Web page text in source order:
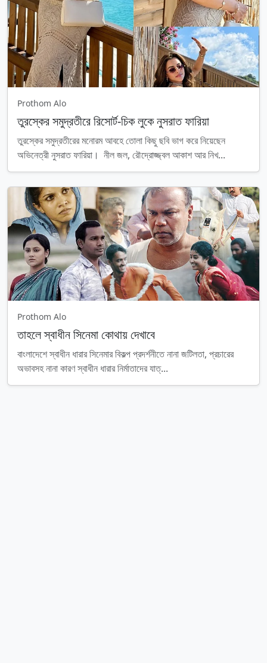
Prothom Alo
তুরস্কের সমুদ্রতীরে রিসোর্ট-চিক লুকে নুসরাত ফারিয়া
তুরস্কের সমুদ্রতীরের মনোরম আবহে তোলা কিছু ছবি ভাগ করে নিয়েছেন
অভিনেত্রী নুসরাত ফারিয়া। নীল জল, রৌদ্রোজ্জ্বল আকাশ আর নিখ...
Prothom Alo
তাহলে স্বাধীন সিনেমা কোথায় দেখাবে
বাংলাদেশে স্বাধীন ধারার সিনেমার বিকল্প প্রদর্শনীতে নানা জটিলতা, প্রচারের
অভাবসহ নানা কারণ স্বাধীন ধারার নির্মাতাদের যাত্...